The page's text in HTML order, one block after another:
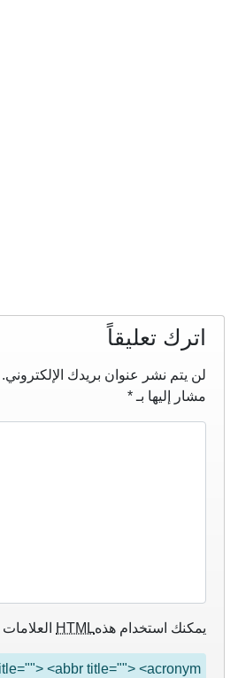
اترك تعليقاً
لن يتم نشر عنوان بريدك الإلكتروني.
مشار إليها بـ *
يمكنك استخدام هذهHTML
<abbr title=""> <acronym